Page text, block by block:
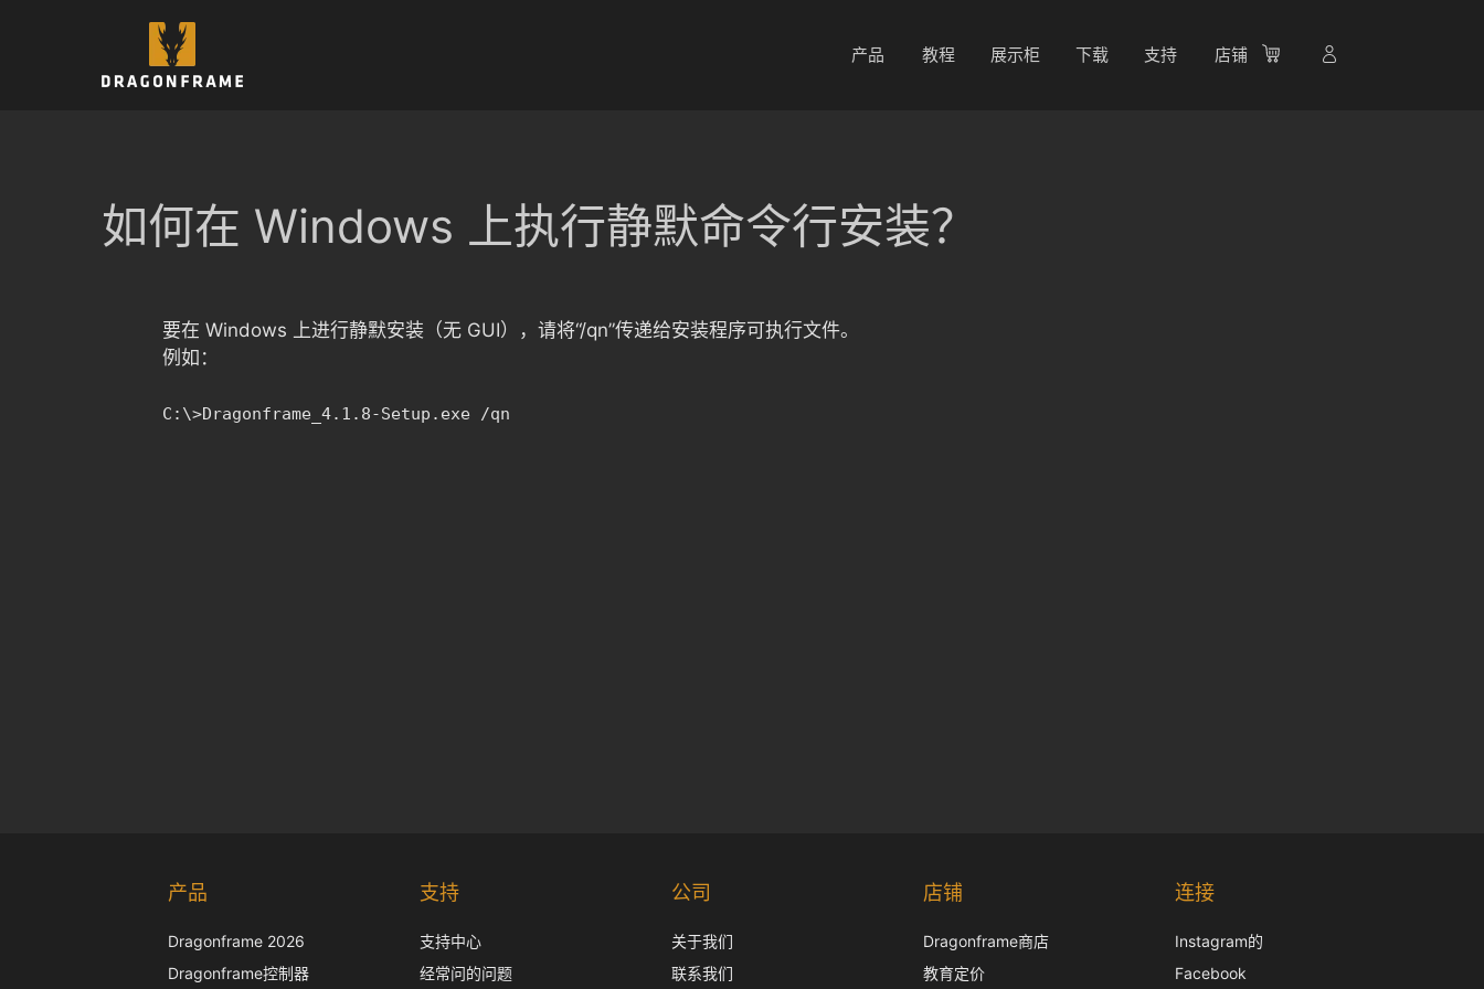
产品 教程 展示柜 下载 支持 店铺
如何在 Windows 上执行静默命令行安装？
要在 Windows 上进行静默安装（无 GUI），请将“/qn”传递给安装程序可执行文件。
例如：
C:\>Dragonframe_4.1.8-Setup.exe /qn
产品
Dragonframe 2026
Dragonframe控制器
支持
支持中心
经常问的问题
公司
关于我们
联系我们
店铺
Dragonframe商店
教育定价
连接
Instagram的
Facebook
French